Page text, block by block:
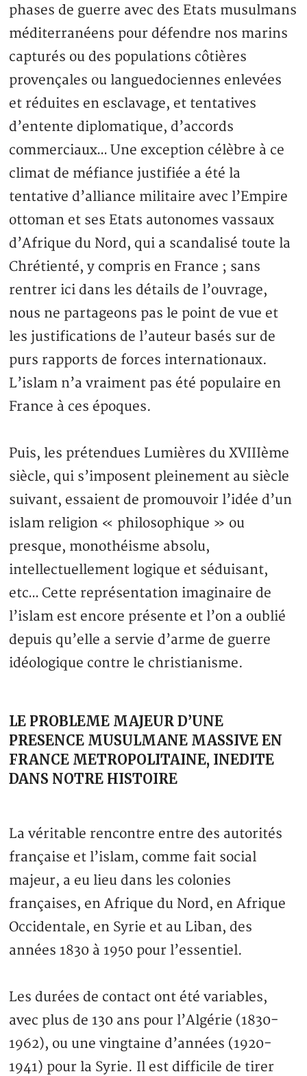
phases de guerre avec des Etats musulmans
méditerranéens pour défendre nos marins
capturés ou des populations côtières
provençales ou languedociennes enlevées
et réduites en esclavage, et tentatives
d’entente diplomatique, d’accords
commerciaux… Une exception célèbre à ce
climat de méfiance justifiée a été la
tentative d’alliance militaire avec l’Empire
ottoman et ses Etats autonomes vassaux
d’Afrique du Nord, qui a scandalisé toute la
Chrétienté, y compris en France ; sans
rentrer ici dans les détails de l’ouvrage,
nous ne partageons pas le point de vue et
les justifications de l’auteur basés sur de
purs rapports de forces internationaux.
L’islam n’a vraiment pas été populaire en
France à ces époques.
Puis, les prétendues Lumières du XVIIIème
siècle, qui s’imposent pleinement au siècle
suivant, essaient de promouvoir l’idée d’un
islam religion « philosophique » ou
presque, monothéisme absolu,
intellectuellement logique et séduisant,
etc… Cette représentation imaginaire de
l’islam est encore présente et l’on a oublié
depuis qu’elle a servie d’arme de guerre
idéologique contre le christianisme.
LE PROBLEME MAJEUR D’UNE
PRESENCE MUSULMANE MASSIVE EN
FRANCE METROPOLITAINE, INEDITE
DANS NOTRE HISTOIRE
La véritable rencontre entre des autorités
française et l’islam, comme fait social
majeur, a eu lieu dans les colonies
françaises, en Afrique du Nord, en Afrique
Occidentale, en Syrie et au Liban, des
années 1830 à 1950 pour l’essentiel.
Les durées de contact ont été variables,
avec plus de 130 ans pour l’Algérie (1830-
1962), ou une vingtaine d’années (1920-
1941) pour la Syrie. Il est difficile de tirer